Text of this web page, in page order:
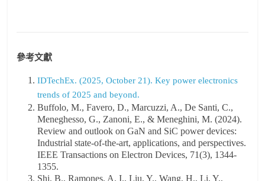
參考文獻
IDTechEx. (2025, October 21). Key power electronics
trends of 2025 and beyond.
Buffolo, M., Favero, D., Marcuzzi, A., De Santi, C.,
Meneghesso, G., Zanoni, E., & Meneghini, M. (2024).
Review and outlook on GaN and SiC power devices:
Industrial state-of-the-art, applications, and perspectives.
IEEE Transactions on Electron Devices, 71(3), 1344-
1355.
Shi, B., Ramones, A. I., Liu, Y., Wang, H., Li, Y.,